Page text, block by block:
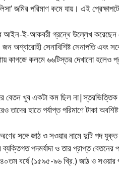
জমির পরিমাণ কমে যায়। এই
ই-আকবরী গ্রন্থে উল্লেখ করেছেন
অশ্বারোহী সেনাবিশিষ্ট সেনাপতি এবং
কাগজে কলমে ৬৬টিস্তর দেখানাে হলেও
বেতন খুব একটা কম ছিল
তাদের হাতে পর্যাপ্ত পরিমাণে টাকা
সঙ্গে জাঠ ও সওয়ার নামে দুটি পদ
পদমর্যাদা ও তার প্রাপ্ত
বর্ষে (১৫৯৫-৯৬ খ্রি.) জাঠ ও সওয়ার